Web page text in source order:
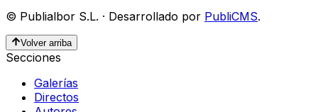
© Publialbor S.L. · Desarrollado por PubliCMS.
Volver arriba
Secciones
Galerías
Directos